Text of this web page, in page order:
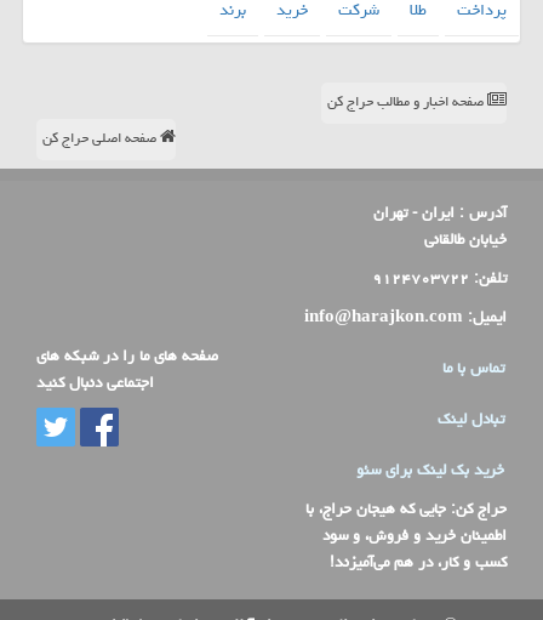
پرداخت
طلا شركت خرید برند
صفحه اخبار و مطالب حراج کن
صفحه اصلی حراج کن
آدرس : ایران - تهران
خیابان طالقانی
تلفن: ۹۱۲۴۷۰۳۷۲۲
ایمیل: info@harajkon.com
تماس با ما
تبادل لینک
خرید بک لینک برای سئو
حراج کن: جایی که هیجان حراج، با
اطمینان خرید و فروش، و سود
کسب و کار، در هم می‌آمیزند!
صفحه های ما را در شبکه های
اجتماعی دنبال کنید